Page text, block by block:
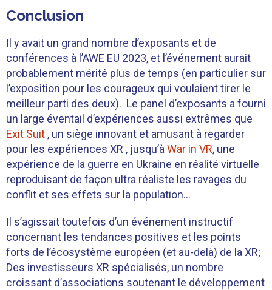
Conclusion
Il y avait un grand nombre d’exposants et de
conférences à l’AWE EU 2023, et l’événement aurait
probablement mérité plus de temps (en particulier sur
l’exposition pour les courageux qui voulaient tirer le
meilleur parti des deux). Le panel d’exposants a fourni
un large éventail d’expériences aussi extrêmes que
Exit Suit , un siège innovant et amusant à regarder
pour les expériences XR , jusqu’à War in VR, une
expérience de la guerre en Ukraine en réalité virtuelle
reproduisant de façon ultra réaliste les ravages du
conflit et ses effets sur la population…
Il s’agissait toutefois d’un événement instructif
concernant les tendances positives et les points
forts de l’écosystème européen (et au-delà) de la XR;
Des investisseurs XR spécialisés, un nombre
croissant d’associations soutenant le développement